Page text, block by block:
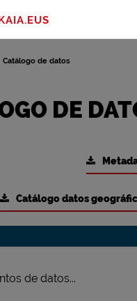
Catálogo de datos
DE
Catálogo datos